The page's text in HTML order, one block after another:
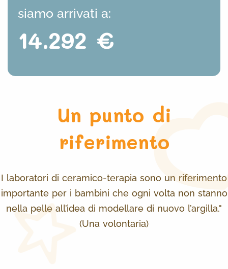
siamo arrivati a:
14.292 €
Un punto di
riferimento
I laboratori di ceramico-terapia sono un riferimento
importante per i bambini che ogni volta non stanno
nella pelle all’idea di modellare di nuovo l’argilla."
(Una volontaria)